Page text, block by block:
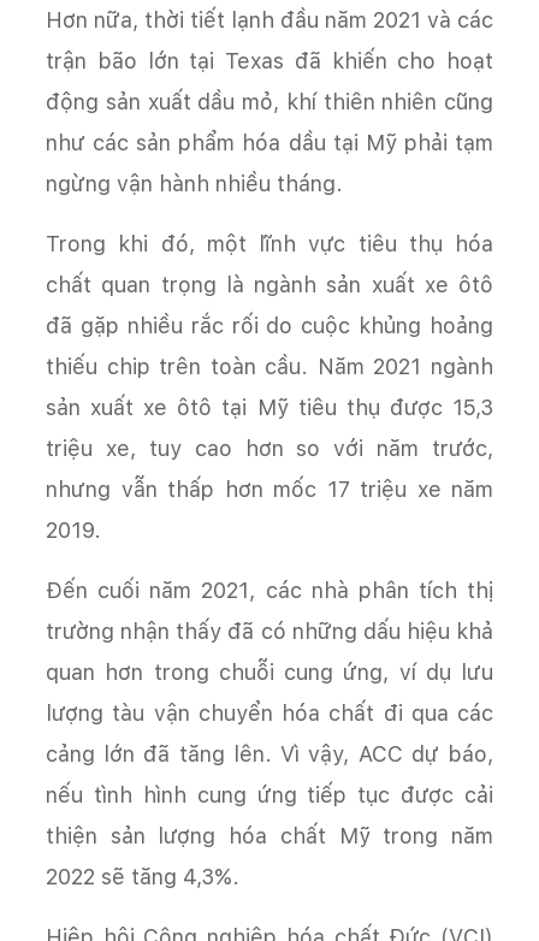
Hơn nữa, thời tiết lạnh đầu năm 2021 và các
trận bão lớn tại Texas đã khiến cho hoạt
động sản xuất dầu mỏ, khí thiên nhiên cũng
như các sản phẩm hóa dầu tại Mỹ phải tạm
ngừng vận hành nhiều tháng.
Trong khi đó, một lĩnh vực tiêu thụ hóa
chất quan trọng là ngành sản xuất xe ôtô
đã gặp nhiều rắc rối do cuộc khủng hoảng
thiếu chip trên toàn cầu. Năm 2021 ngành
sản xuất xe ôtô tại Mỹ tiêu thụ được 15,3
triệu xe, tuy cao hơn so với năm trước,
nhưng vẫn thấp hơn mốc 17 triệu xe năm
2019.
Đến cuối năm 2021, các nhà phân tích thị
trường nhận thấy đã có những dấu hiệu khả
quan hơn trong chuỗi cung ứng, ví dụ lưu
lượng tàu vận chuyển hóa chất đi qua các
cảng lớn đã tăng lên. Vì vậy, ACC dự báo,
nếu tình hình cung ứng tiếp tục được cải
thiện sản lượng hóa chất Mỹ trong năm
2022 sẽ tăng 4,3%.